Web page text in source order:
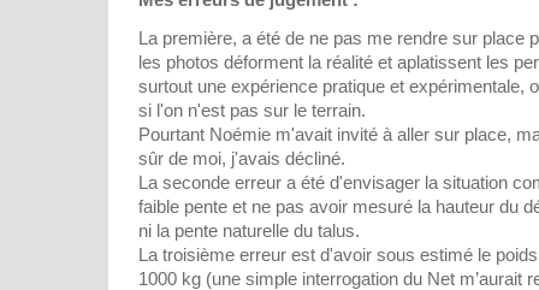
La première, a été de ne pas me rendre sur place
les photos déforment la réalité et aplatissent les
surtout une expérience pratique et expérimentale,
si l'on n'est pas sur le terrain.
Pourtant Noémie m'avait invité à aller sur place,
sûr de moi, j'avais décliné.
La seconde erreur a été d'envisager la situation
faible pente et ne pas avoir mesuré la hauteur du
ni la pente naturelle du talus.
La troisième erreur est d'avoir sous estimé le
1000 kg (une simple interrogation du Net m’aurait